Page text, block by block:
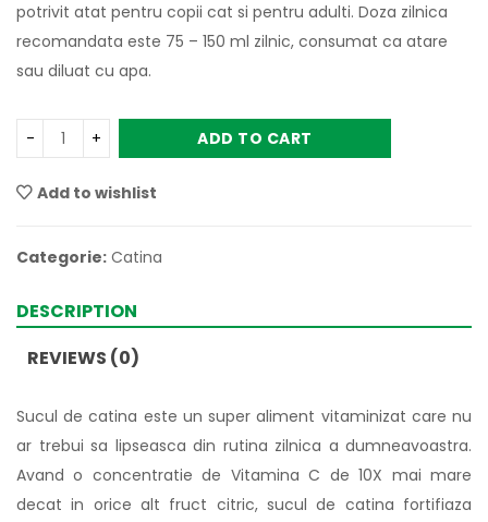
potrivit atat pentru copii cat si pentru adulti. Doza zilnica
recomandata este 75 – 150 ml zilnic, consumat ca atare
sau diluat cu apa.
ADD TO CART
Add to wishlist
Categorie: Catina
DESCRIPTION
REVIEWS (0)
Sucul de catina este un super aliment vitaminizat care nu
ar trebui sa lipseasca din rutina zilnica a dumneavoastra.
Avand o concentratie de Vitamina C de 10X mai mare
decat in orice alt fruct citric, sucul de catina fortifiaza